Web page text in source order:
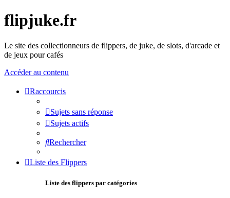
flipjuke.fr
Le site des collectionneurs de flippers, de juke, de slots, d'arcade et
de jeux pour cafés
Accéder au contenu
Raccourcis
Sujets sans réponse
Sujets actifs
Rechercher
Liste des Flippers
Liste des flippers par catégories